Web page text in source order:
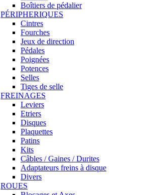
Boîtiers de pédalier
PÉRIPHERIQUES
Cintres
Fourches
Jeux de direction
Pédales
Poignées
Potences
Selles
Tiges de selle
FREINAGES
Leviers
Etriers
Disques
Plaquettes
Patins
Kits
Câbles / Gaines / Durites
Adaptateurs freins à disque
Divers
ROUES